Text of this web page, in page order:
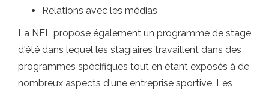
Relations avec les médias
La NFL propose également un programme de stage
d'été dans lequel les stagiaires travaillent dans des
programmes spécifiques tout en étant exposés à de
nombreux aspects d'une entreprise sportive. Les